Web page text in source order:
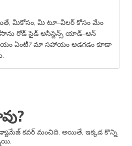
మీకోసం, మీ టూ–వీలర్ కోసం మేం
రోడ్ సైడ్ అసిస్టెన్స్ యాడ్–ఆన్
ఏంటి? మా సహాయం అడగడం కూడా
కవర్ మంచిది. అయితే, ఇక్కడ కొన్ని